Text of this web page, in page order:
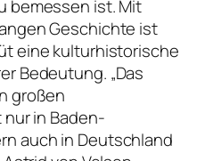
bemessen ist. Mit
Geschichte ist
eine kulturhistorische
Bedeutung. „Das
großen
in Baden-
auch in Deutschland